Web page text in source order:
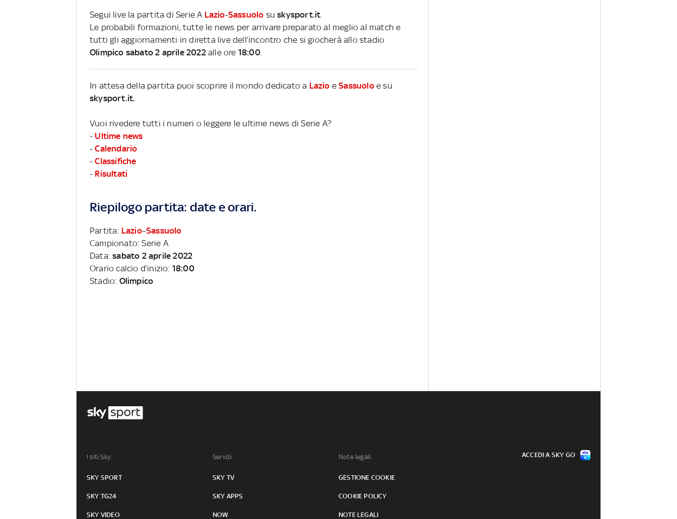
Segui live la partita di Serie A Lazio-Sassuolo suskysport.it
Le probabili formazioni, tutte le news per arrivare preparato al meglio al match e
tutti gli aggiornamenti in diretta live dell’incontro che si giocherà allo stadio
Olimpico sabato 2 aprile 2022alle ore 18:00.
In attesa della partita puoi scoprire il mondo dedicato a Lazio eSassuoloe su
skysport.it.
Vuoi rivedere tutti i numeri o leggere le ultime news di Serie A?
- Ultime news
-Calendario
-Classifiche
- Risultati
Riepilogo partita: date e orari.
Partita: Lazio–Sassuolo
Campionato: Serie A
Data:sabato 2 aprile 2022
Orario calcio d’inizio: 18:00
Stadio: Olimpico
I siti Sky:
SKY SPORT
SKY TG24
SKY VIDEO
Servizi:
SKY TV
SKY APPS
NOW
Note legali:
GESTIONE COOKIE
COOKIE POLICY
NOTE LEGALI
ACCEDI A SKY GO